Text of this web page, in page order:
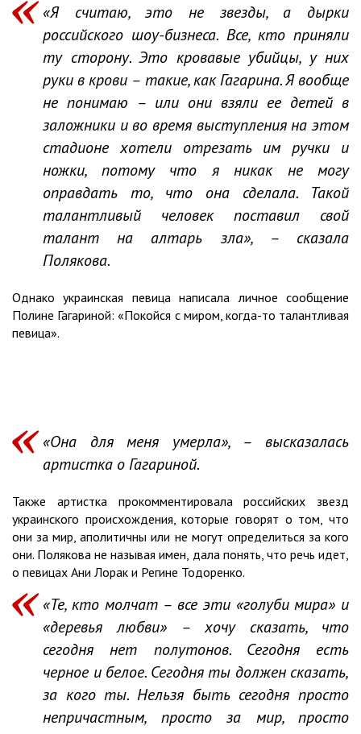
«Я считаю, это не звезды, а дырки
российского шоу-бизнеса. Все, кто приняли
ту сторону. Это кровавые убийцы, у них
руки в крови – такие, как Гагарина. Я вообще
не понимаю – или они взяли ее детей в
заложники и во время выступления на этом
стадионе хотели отрезать им ручки и
ножки, потому что я никак не могу
оправдать то, что она сделала. Такой
талантливый человек поставил свой
талант на алтарь зла», – сказала
Полякова.
Однако украинская певица написала личное сообщение
Полине Гагариной: «Покойся с миром, когда-то талантливая
певица».
«Она для меня умерла», – высказалась
артистка о Гагариной.
Также артистка прокомментировала российских звезд
украинского происхождения, которые говорят о том, что
они за мир, аполитичны или не могут определиться за кого
они. Полякова не называя имен, дала понять, что речь идет,
о певицах Ани Лорак и Регине Тодоренко.
«Те, кто молчат – все эти «голуби мира» и
«деревья любви» – хочу сказать, что
сегодня нет полутонов. Сегодня есть
черное и белое. Сегодня ты должен сказать,
за кого ты. Нельзя быть сегодня просто
непричастным, просто за мир, просто